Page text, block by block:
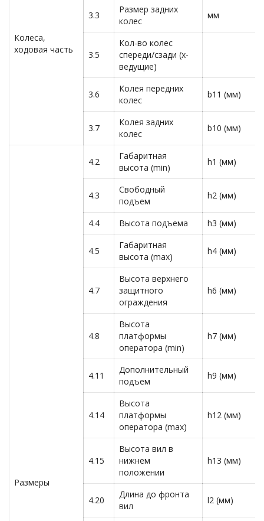
Колеса,
ходовая часть
3.3
Размер задних
колес
мм
3.5
Кол-во колес
спереди/сзади (х-
ведущие)
3.6
Колея передних
колес
b11 (мм)
3.7
Колея задних
колес
b10 (мм)
Размеры
4.2
Габаритная
высота (min)
h1 (мм)
4.3
Свободный
подъем
h2 (мм)
4.4 Высота подъема h3 (мм)
4.5
Габаритная
высота (max)
h4 (мм)
4.7
Высота верхнего
защитного
ограждения
h6 (мм)
4.8
Высота
платформы
оператора (min)
h7 (мм)
4.11
Дополнительный
подъем
h9 (мм)
4.14
Высота
платформы
оператора (max)
h12 (мм)
4.15
Высота вил в
нижнем
положении
h13 (мм)
4.20
Длина до фронта
вил
l2 (мм)